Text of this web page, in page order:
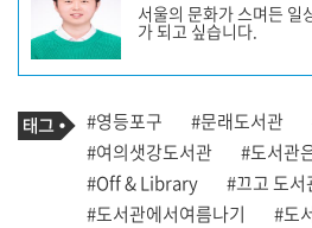
성
자
프
필
서울의 문화가 스며든 일
가 되고 싶습니다.
기
사
관
련
태
그
태
그
#영등포구 #문래도서관
#여의샛강도서관
#도서관
#Off & Library
#끄고 도서
#도서관에서여름나기
#도